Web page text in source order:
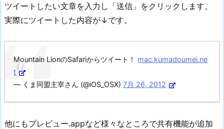
ツイートしたい文章を入力し「送信」をクリックします。
実際にツイートした内容が↓です。
Mountain LionのSafariからツイート！ mac.kumadoumei.ne
t
— くま同盟主宰さん (@iOS_OSX)7月 26, 2012
他にもプレビュー.appなど様々なところで共有機能が追加